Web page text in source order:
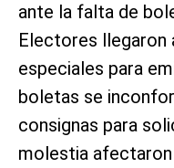
ante la falta de
Electores llegaron
especiales para
boletas se
consignas para
molestia